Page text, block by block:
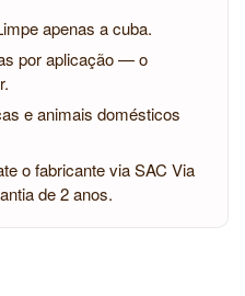
apenas a cuba.
por aplicação — o
e animais domésticos
o fabricante via SAC Via
de 2 anos.